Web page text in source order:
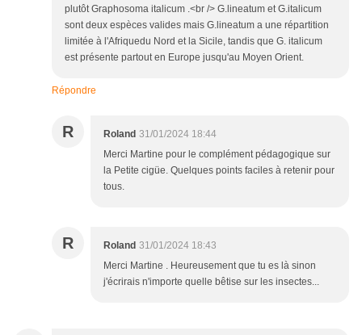
plutôt Graphosoma italicum .<br /> G.lineatum et G.italicum
sont deux espèces valides mais G.lineatum a une répartition
limitée à l'Afriquedu Nord et la Sicile, tandis que G. italicum
est présente partout en Europe jusqu'au Moyen Orient.
Répondre
R Roland 31/01/2024 18:44
Merci Martine pour le complément pédagogique sur
la Petite cigüe. Quelques points faciles à retenir pour
tous.
R Roland 31/01/2024 18:43
Merci Martine . Heureusement que tu es là sinon
j'écrirais n'importe quelle bêtise sur les insectes...